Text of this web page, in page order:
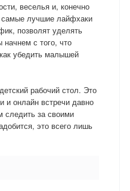
веселья и, конечно
лучшие лайфхаки
позволят уделять
с того, что
убедить малышей
рабочий стол. Это
и онлайн встречи давно
за своими
это всего лишь